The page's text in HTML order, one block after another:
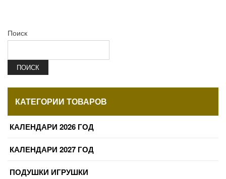
Поиск
ПОИСК
КАТЕГОРИИ ТОВАРОВ
КАЛЕНДАРИ 2026 ГОД
КАЛЕНДАРИ 2027 ГОД
ПОДУШКИ ИГРУШКИ